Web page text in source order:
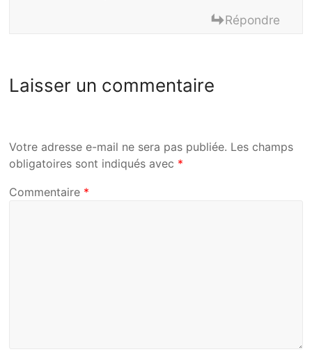
Répondre
Laisser un commentaire
Votre adresse e-mail ne sera pas publiée. Les champs
obligatoires sont indiqués avec *
Commentaire *